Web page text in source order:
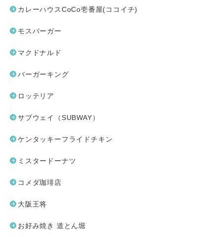
カレーハウスCoCo壱番屋(ココイチ)
モスバーガー
マクドナルド
バーガーキング
ロッテリア
サブウェイ（SUBWAY）
ケンタッキーフライドチキン
ミスタードーナツ
コメダ珈琲店
大阪王将
お好み焼き 道とん堀